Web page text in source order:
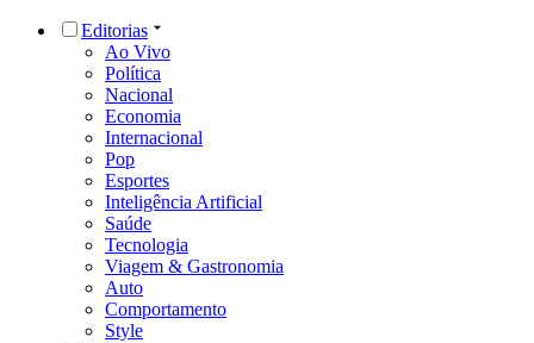
Editorias
Ao Vivo
Política
Nacional
Economia
Internacional
Pop
Esportes
Inteligência Artificial
Saúde
Tecnologia
Viagem & Gastronomia
Auto
Comportamento
Style